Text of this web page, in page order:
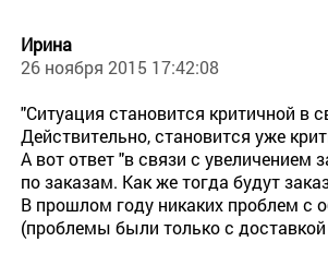
Ирина
26 ноября 2015 17:42:08
"Ситуация становится критичной в
Действительно, становится уже
А вот ответ "в связи с увеличением
по заказам. Как же тогда будут
В прошлом году никаких проблем с
(проблемы были только с доставкой